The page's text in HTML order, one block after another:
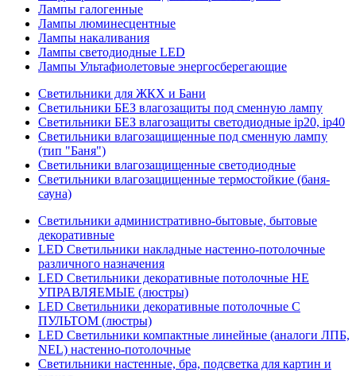
Лампы галогенные
Лампы люминесцентные
Лампы накаливания
Лампы светодиодные LED
Лампы Ультафиолетовые энергосберегающие
Светильники для ЖКХ и Бани
Светильники БЕЗ влагозащиты под сменную лампу
Светильники БЕЗ влагозащиты светодиодные ip20, ip40
Светильники влагозащищенные под сменную лампу
(тип "Баня")
Светильники влагозащищенные светодиодные
Светильники влагозащищенные термостойкие (баня-
сауна)
Светильники административно-бытовые, бытовые
декоративные
LED Cветильники накладные настенно-потолочные
различного назначения
LED Светильники декоративные потолочные НЕ
УПРАВЛЯЕМЫЕ (люстры)
LED Светильники декоративные потолочные С
ПУЛЬТОМ (люстры)
LED Светильники компактные линейные (аналоги ЛПБ,
NEL) настенно-потолочные
Светильники настенные, бра, подсветка для картин и